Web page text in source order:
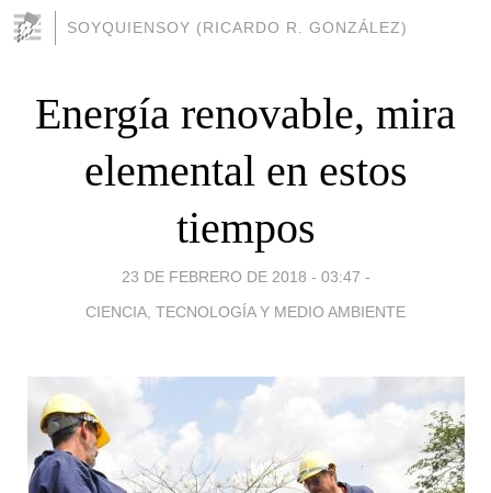
SOYQUIENSOY (RICARDO R. GONZÁLEZ)
Energía renovable, mira
elemental en estos
tiempos
23 DE FEBRERO DE 2018 - 03:47 -
CIENCIA, TECNOLOGÍA Y MEDIO AMBIENTE